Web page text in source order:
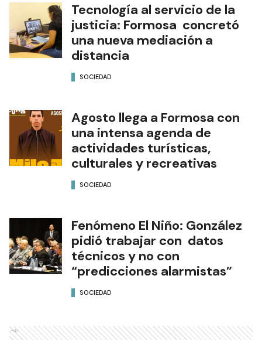
Tecnología al servicio de la
justicia: Formosa concretó
una nueva mediación a
distancia
SOCIEDAD
Agosto llega a Formosa con
una intensa agenda de
actividades turísticas,
culturales y recreativas
SOCIEDAD
Fenómeno El Niño: González
pidió trabajar con datos
técnicos y no con
“predicciones alarmistas”
SOCIEDAD
Ads